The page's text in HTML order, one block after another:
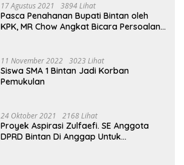
17 Agustus 2021 3894 Lihat
Pasca Penahanan Bupati Bintan oleh
KPK, MR Chow Angkat Bicara Persoalan
11 November 2022 3023 Lihat
Siswa SMA 1 Bintan Jadi Korban
Pemukulan
24 Oktober 2021 2168 Lihat
Proyek Aspirasi Zulfaefi. SE Anggota
DPRD Bintan Di Anggap Untuk